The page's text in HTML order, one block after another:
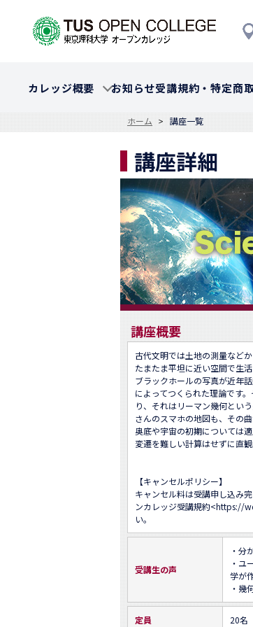
カレッジ概要 お知らせ受講規約・特定商
ホーム 講座一覧
講座詳細
講座概要
古代文明では土地の測量など
たまたま平坦に近い空間で生
ブラックホールの写真が近年
によってつくられた理論です
り、それはリーマン幾何とい
さんのスマホの地図も、その
奥底や宇宙の初期については
変遷を難しい計算はせずに直観
【キャンセルポリシー】
キャンセル料は受講申し込み
ンカレッジ受講規約<https://
い。
受講生の声
・分
・ユ
学が
・幾
定員 20名